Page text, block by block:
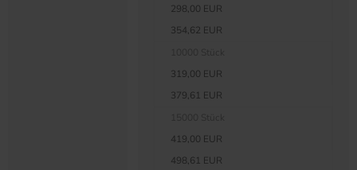
298,00 EUR
354,62 EUR
319,00 EUR
379,61 EUR
419,00 EUR
498,61 EUR